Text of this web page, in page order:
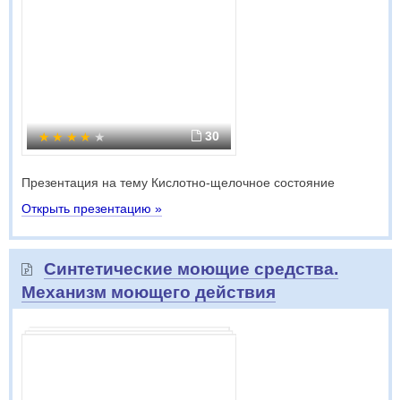
30
Презентация на тему Кислотно-щелочное состояние
Открыть презентацию »
Синтетические моющие средства.
Механизм моющего действия